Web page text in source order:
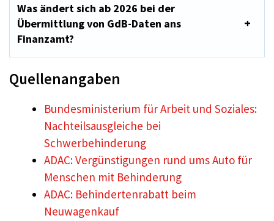
Was ändert sich ab 2026 bei der
Übermittlung von GdB-Daten ans
Finanzamt?
Quellenangaben
Bundesministerium für Arbeit und Soziales:
Nachteilsausgleiche bei
Schwerbehinderung
ADAC: Vergünstigungen rund ums Auto für
Menschen mit Behinderung
ADAC: Behindertenrabatt beim
Neuwagenkauf